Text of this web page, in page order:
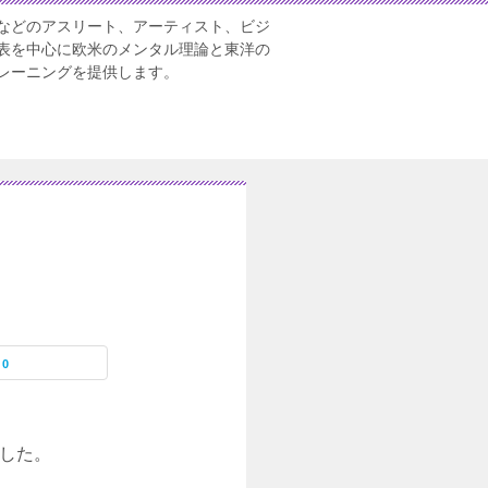
どのアスリート、アーティスト、ビジ
を中心に欧米のメンタル理論と東洋の
ニングを提供します。
0
た。